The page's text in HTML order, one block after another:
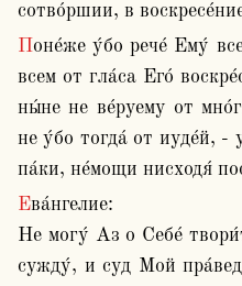
сотво́ршии, в
Поне́же у́бо рече́ Ему́ вселе́нней всей да́ти сло́во, и
всем от гла́са Его́
ны́не не ве́руему от
не у́бо тогда́ от иуде́й, -
па́ки, не́мощи нисходя́
Ева́нгелие:
Не могу́ Аз о Себе́
сужду́, и суд Мой